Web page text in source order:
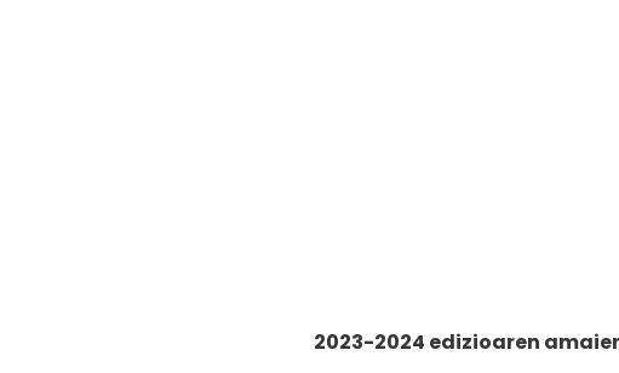
2023-2024 edizioaren